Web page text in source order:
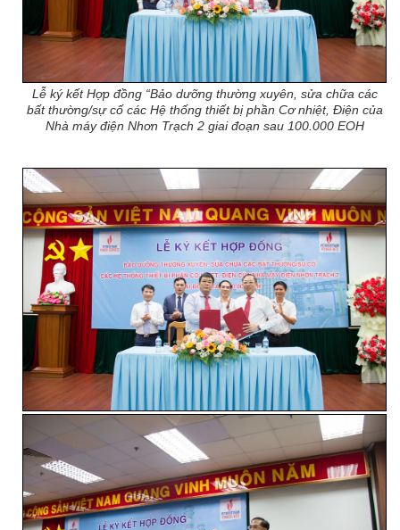
Lễ ký kết Hợp đồng “Bảo dưỡng thường xuyên, sửa chữa các
bất thường/sự cố các Hệ thống thiết bị phần Cơ nhiệt, Điện của
Nhà máy điện Nhơn Trạch 2 giai đoạn sau 100.000 EOH